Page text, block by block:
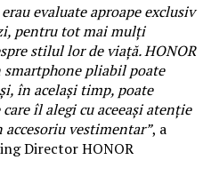
evaluate aproape exclusiv
pentru tot mai mulți
stilul lor de viață. HONOR
smartphone pliabil poate
în același timp, poate
îl alegi cu aceeași atenție
accesoriu vestimentar”, a
Director HONOR